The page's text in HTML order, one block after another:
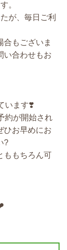
。
が、毎日ご利
もございま
い合わせもお
います❣️
約が開始され
ひお早めにお
?
ももちろん可